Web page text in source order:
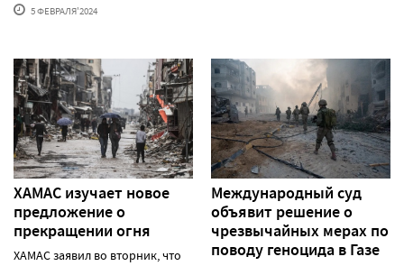
5 ФЕВРАЛЯ'2024
ХАМАС изучает новое
предложение о
прекращении огня
ХАМАС заявил во вторник, что
Международный суд
объявит решение о
чрезвычайных мерах по
поводу геноцида в Газе